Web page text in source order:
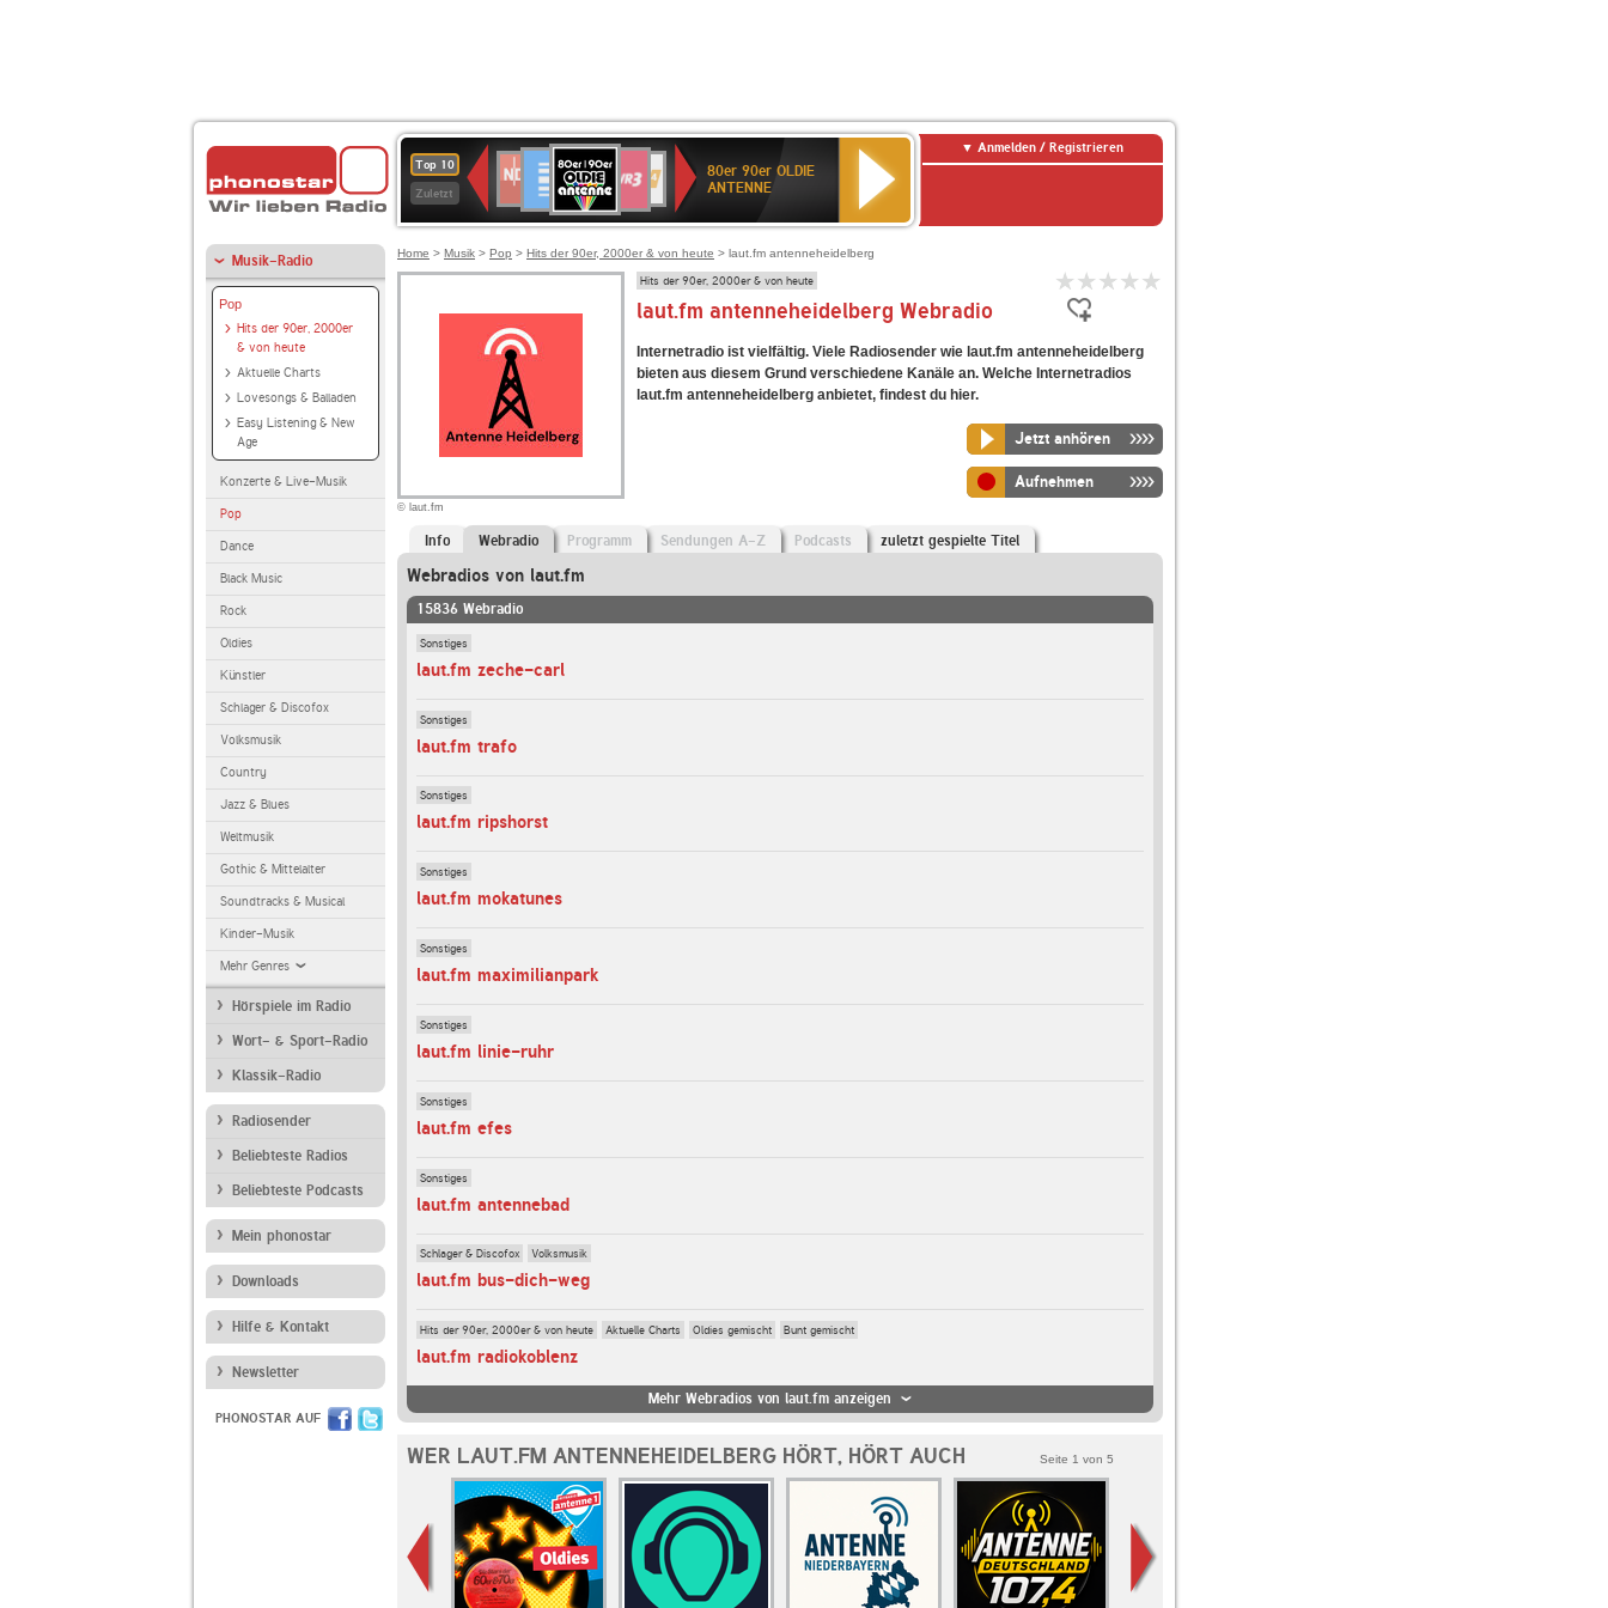
Top 10
Zuletzt
Deutschlandfunk
80er
90er
OLDIE
ANTENNE
SWR3
SWR
Kultur
NDR
2
80er 90er OLDIE
ANTENNE
Anmelden / Registrieren
Musik-Radio
Pop
Hits der 90er, 2000er
& von heute
Aktuelle Charts
Lovesongs & Balladen
Easy Listening & New
Age
Konzerte & Live-Musik
Pop
Dance
Black Music
Rock
Oldies
Künstler
Schlager & Discofox
Volksmusik
Country
Jazz & Blues
Weltmusik
Gothic & Mittelalter
Soundtracks & Musical
Kinder-Musik
Mehr Genres
Hörspiele im Radio
Wort- & Sport-Radio
Klassik-Radio
Radiosender
Beliebteste Radios
Beliebteste Podcasts
Mein phonostar
Downloads
Hilfe & Kontakt
Newsletter
PHONOSTAR AUF
Home > Musik > Pop > Hits der 90er, 2000er & von heute > laut.fm antenneheidelberg
© laut.fm
Hits der 90er, 2000er & von heute
laut.fm antenneheidelberg Webradio
Internetradio ist vielfältig. Viele Radiosender wie laut.fm antenneheidelberg
bieten aus diesem Grund verschiedene Kanäle an. Welche Internetradios
laut.fm antenneheidelberg anbietet, findest du hier.
Jetzt anhören
Aufnehmen
Info Webradio Programm Sendungen A-Z Podcasts zuletzt gespielte Titel
Webradios von laut.fm
15836 Webradio
Sonstiges
laut.fm zeche-carl
Sonstiges
laut.fm trafo
Sonstiges
laut.fm ripshorst
Sonstiges
laut.fm mokatunes
Sonstiges
laut.fm maximilianpark
Sonstiges
laut.fm linie-ruhr
Sonstiges
laut.fm efes
Sonstiges
laut.fm antennebad
Schlager & Discofox Volksmusik
laut.fm bus-dich-weg
Hits der 90er, 2000er & von heute Aktuelle Charts Oldies gemischt Bunt gemischt
laut.fm radiokoblenz
Mehr Webradios von laut.fm anzeigen
WER LAUT.FM ANTENNEHEIDELBERG HÖRT, HÖRT AUCH Seite 1 von 5